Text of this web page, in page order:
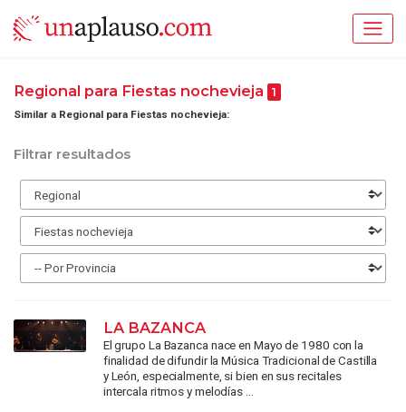
Regional para Fiestas nochevieja 1
Similar a Regional para Fiestas nochevieja:
Filtrar resultados
LA BAZANCA
El grupo La Bazanca nace en Mayo de 1980 con la
finalidad de difundir la Música Tradicional de Castilla
y León, especialmente, si bien en sus recitales
intercala ritmos y melodías ...